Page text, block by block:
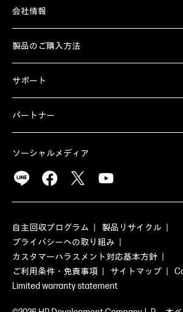
会社情報
製品のご購入方法
サポート
パートナー
ソーシャルメディア
自主回収プログラム
製品リサイクル
プライバシーへの取り組み
カスタマーハラスメント対応基本方針
ご利用条件・免責事項
サイトマップ
Limited warranty statement